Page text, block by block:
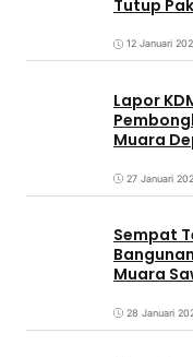
Tutup
12 Januari
Lapor
Muara
27 Januari
Sempat
Muara
28 Januari